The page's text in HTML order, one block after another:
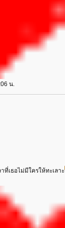
น.
ที่เธอไม่มีใครให้ทะเลาะ